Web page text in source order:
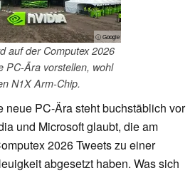
ⓘ Google
auf der Computex 2026
PC-Ära vorstellen, wohl
N1X Arm-Chip.
neue PC-Ära steht buchstäblich vor
und Microsoft glaubt, die am
2026 Tweets zu einer
abgesetzt haben. Was sich